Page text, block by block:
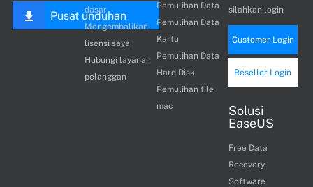
Pusat unduhan
dasar
Mengembalikan
lisensi saya
Hubungi layanan
pelanggan
Pemulihan Data
Pemulihan Data
Kartu
Pemulihan Data
Hard Disk
Pemulihan file
mac
silahkan login
Customer Login
Reseller Login
Solusi
EaseUS
Free Data
Recovery
Software